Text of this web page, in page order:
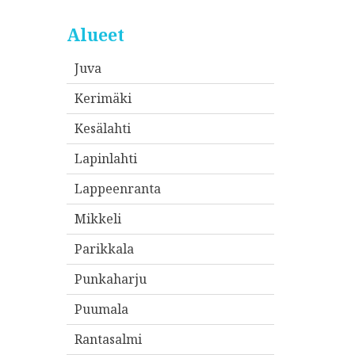
Alueet
Juva
Kerimäki
Kesälahti
Lapinlahti
Lappeenranta
Mikkeli
Parikkala
Punkaharju
Puumala
Rantasalmi